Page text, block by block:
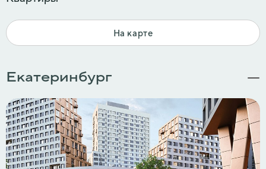
На карте
Екатеринбург